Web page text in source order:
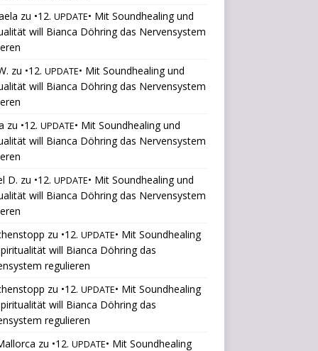
zu •12. UPDATE• Mit Soundhealing und
will Bianca Döhring das Nervensystem
zu •12. UPDATE• Mit Soundhealing und
will Bianca Döhring das Nervensystem
zu •12. UPDATE• Mit Soundhealing und
will Bianca Döhring das Nervensystem
D. zu •12. UPDATE• Mit Soundhealing und
will Bianca Döhring das Nervensystem
zu •12. UPDATE• Mit Soundhealing
will Bianca Döhring das
regulieren
zu •12. UPDATE• Mit Soundhealing
will Bianca Döhring das
regulieren
zu •12. UPDATE• Mit Soundhealing